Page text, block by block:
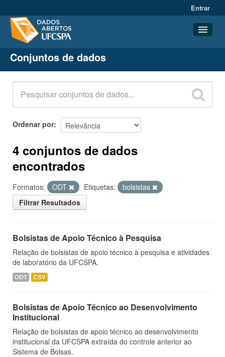
Entrar
Conjuntos de dados
Organizações
Grupos
Sobre
Conjuntos de dados
Ordenar por
4 conjuntos de dados
encontrados
Formatos: ODT Etiquetas:
bolsistas
Filtrar Resultados
Bolsistas de Apoio Técnico à Pesquisa
Relação de bolsistas de apoio técnico à pesquisa e atividades
de laboratório da UFCSPA.
ODT CSV
Bolsistas de Apoio Técnico ao Desenvolvimento
Institucional
Relação de bolsistas de apoio técnico ao desenvolvimento
institucional da UFCSPA extraída do controle anterior ao
Sistema de Bolsas.